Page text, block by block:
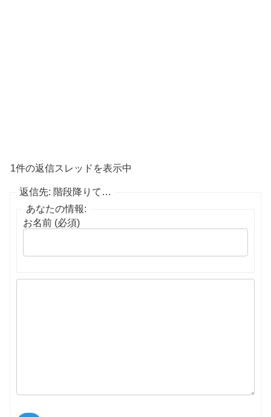
1件の返信スレッドを表示中
返信先: 階段降りて…
あなたの情報:
お名前 (必須)